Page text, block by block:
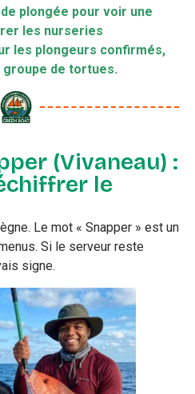
plongée pour voir une
les nurseries
les plongeurs confirmés,
de tortues.
(Vivaneau) :
le
Le mot « Snapper » est un
Si le serveur reste
signe.